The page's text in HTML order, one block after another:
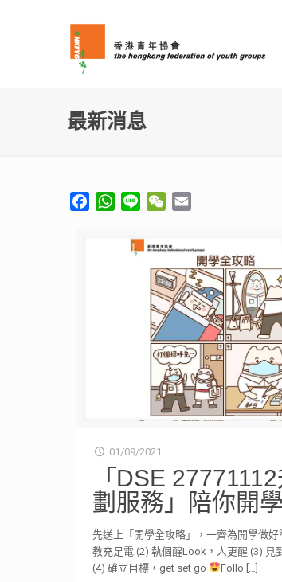
最新消息
FacebookWhatsApp
Line WeChat
01/09/2021
「DSE
劃服務」陪你開學
先送上「開學全攻略」，一齊為開學做好
教充足電 (2) 執個醒Look，人更醒 (3) 見
(4) 確立目標，get set go
Follo